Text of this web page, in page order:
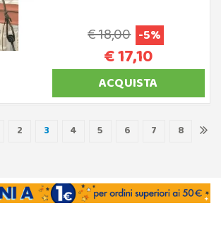
€ 18,00 -5%
€ 17,10
ACQUISTA
2 3 4 5 6 7 8